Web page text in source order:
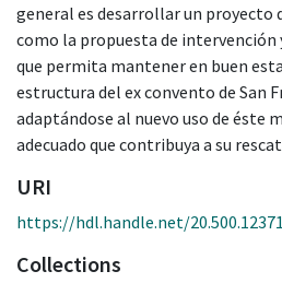
general es desarrollar un proyecto
como la propuesta de intervención
que permita mantener en buen
estructura del ex convento de San
adaptándose al nuevo uso de éste
adecuado que contribuya a su
URI
https://hdl.handle.net/
Collections